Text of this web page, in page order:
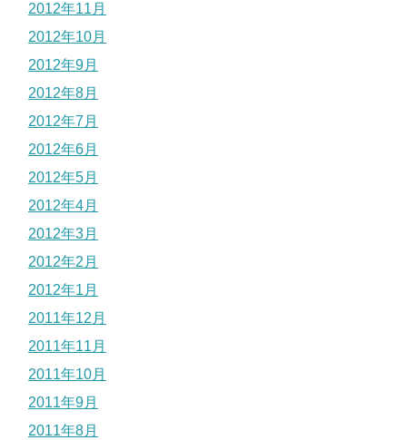
2012年11月
2012年10月
2012年9月
2012年8月
2012年7月
2012年6月
2012年5月
2012年4月
2012年3月
2012年2月
2012年1月
2011年12月
2011年11月
2011年10月
2011年9月
2011年8月